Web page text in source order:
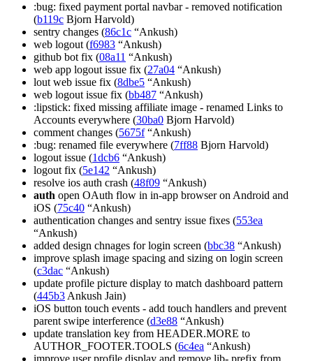
:bug: fixed payment portal navbar - removed notification
(b119c Bjorn Harvold)
sentry changes (86c1c “Ankush)
web logout (f6983 “Ankush)
github bot fix (08a11 “Ankush)
web app logout issue fix (27a04 “Ankush)
lout web issue fix (8dbe5 “Ankush)
web logout issue fix (bb487 “Ankush)
:lipstick: fixed missing affiliate image - renamed Links to
Accounts everywhere (30ba0 Bjorn Harvold)
comment changes (5675f“Ankush)
:bug: renamed file everywhere (7ff88 Bjorn Harvold)
logout issue (1dcb6 “Ankush)
logout fix (5e142 “Ankush)
resolve ios auth crash (48f09 “Ankush)
auth open OAuth flow in in-app browser on Android and
iOS (75c40 “Ankush)
authentication changes and sentry issue fixes (553ea
“Ankush)
added design chnages for login screen (bbc38 “Ankush)
improve splash image spacing and sizing on login screen
(c3dac “Ankush)
update profile picture display to match dashboard pattern
(445b3 Ankush Jain)
iOS button touch events - add touch handlers and prevent
parent swipe interference (d3e88 “Ankush)
update translation key from HEADER.MORE to
AUTHOR_FOOTER.TOOLS (6c4ea “Ankush)
improve user profile display and remove lib- prefix from